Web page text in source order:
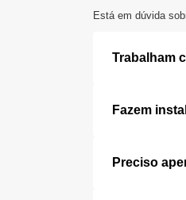
Está em dúvida
Trabalham
Fazem
Preciso